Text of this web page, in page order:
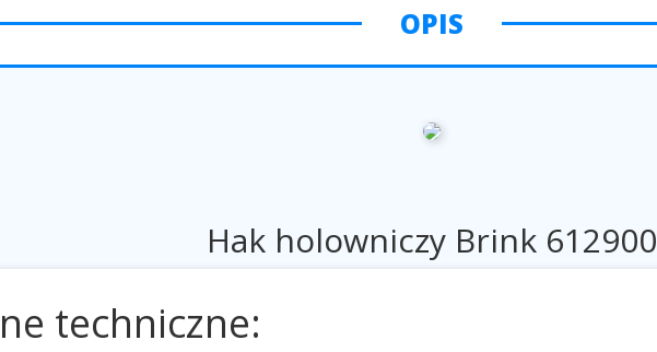
OPIS
Hak holowniczy Brink 612900
techniczne: